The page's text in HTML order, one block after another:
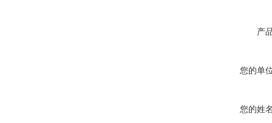
产
您的单
您的姓